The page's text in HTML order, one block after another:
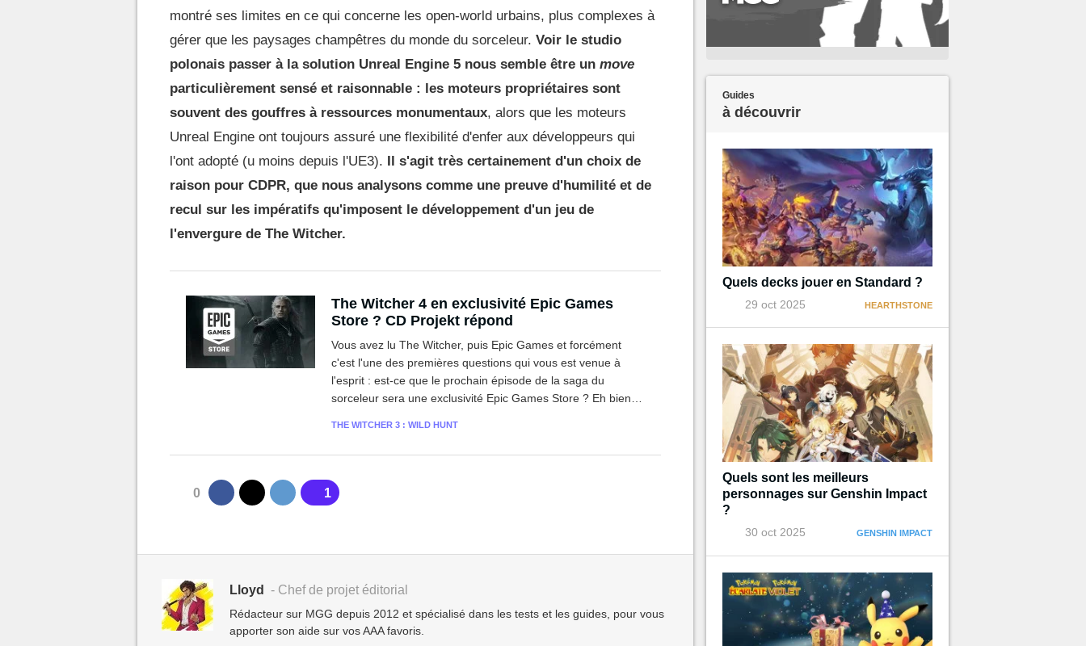
montré ses limites en ce qui concerne les open-world urbains, plus complexes à
gérer que les paysages champêtres du monde du sorceleur. Voir le studio
polonais passer à la solution Unreal Engine 5 nous semble être un move
particulièrement sensé et raisonnable : les moteurs propriétaires sont
souvent des gouffres à ressources monumentaux, alors que les moteurs
Unreal Engine ont toujours assuré une flexibilité d'enfer aux développeurs qui
l'ont adopté (u moins depuis l'UE3). Il s'agit très certainement d'un choix de
raison pour CDPR, que nous analysons comme une preuve d'humilité et de
recul sur les impératifs qu'imposent le développement d'un jeu de
l'envergure de The Witcher.
The Witcher 4 en exclusivité Epic Games
Store ? CD Projekt répond
Vous avez lu The Witcher, puis Epic Games et forcément
c'est l'une des premières questions qui vous est venue à
l'esprit : est-ce que le prochain épisode de la saga du
sorceleur sera une exclusivité Epic Games Store ? Eh bien
THE WITCHER 3 : WILD HUNT
0 1
Lloyd - Chef de projet éditorial
Rédacteur sur MGG depuis 2012 et spécialisé dans les tests et les guides, pour vous
apporter son aide sur vos AAA favoris.
Guides
à découvrir
Quels decks jouer en Standard ?
29 oct 2025 HEARTHSTONE
Quels sont les meilleurs
personnages sur Genshin Impact
?
30 oct 2025 GENSHIN IMPACT